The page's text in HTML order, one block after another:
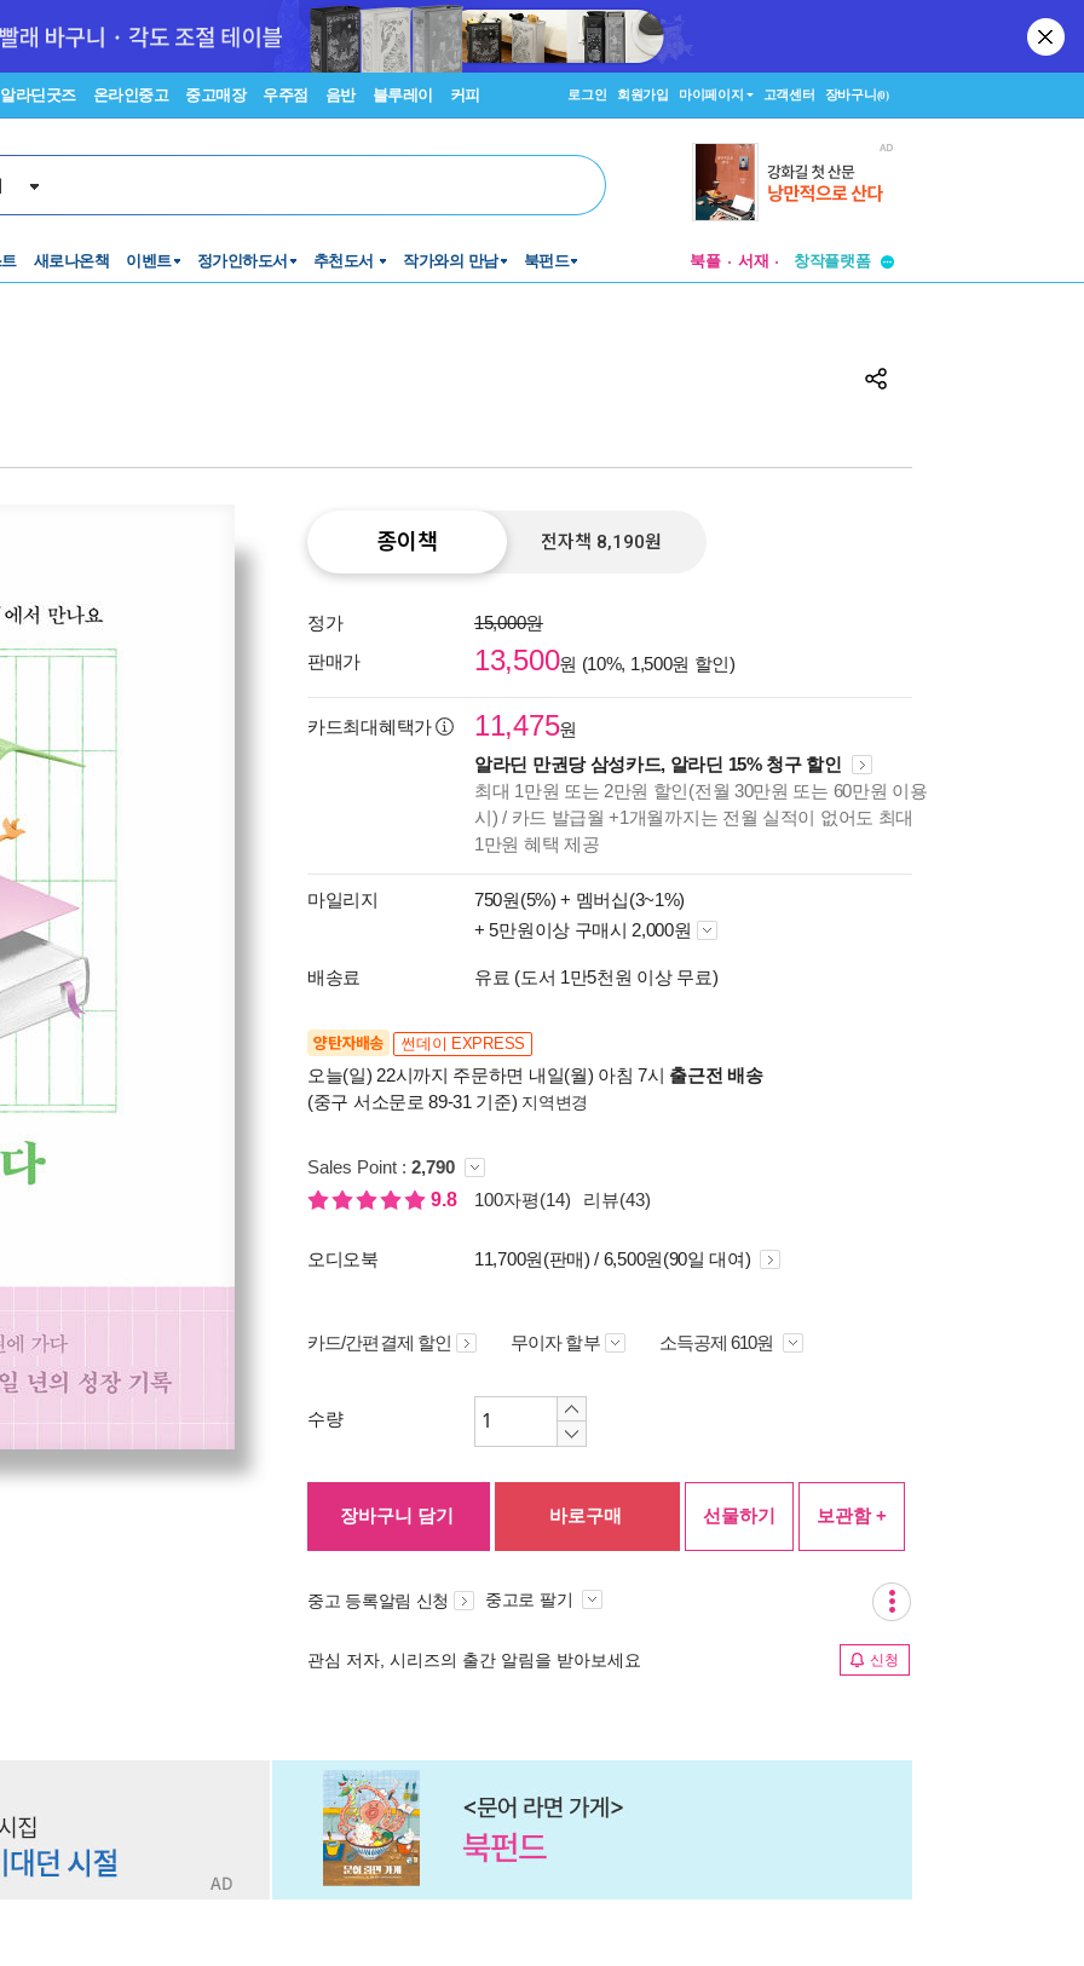
알라딘굿즈 온라인중고 중고매장 우주점 음반 블루레이 커피 로그인 회원가입 마이페이지 고객센터 장바구니(0)
새로나온책 이벤트 정가인하도서 추천도서 작가와의 만남 북펀드 북플 서재
창작플랫폼
종이책 전자책 8,190원
정가
15,000원
판매가
13,500원 (10%, 1,500원 할인)
카드최대혜택가 11,475원
알라딘 만권당 삼성카드, 알라딘 15% 청구 할인
최대 1만원 또는 2만원 할인(전월 30만원 또는 60만원 이용
시) / 카드 발급월 +1개월까지는 전월 실적이 없어도 최대
1만원 혜택 제공
마일리지 750원(5%) + 멤버십(3~1%)
+ 5만원이상 구매시 2,000원
배송료 유료 (도서 1만5천원 이상 무료)
양탄자배송 썬데이 EXPRESS
오늘(일) 22시까지 주문하면 내일(월) 아침 7시 출근전 배송
(중구 서소문로 89-31 기준) 지역변경
Sales Point : 2,790
9.8
100자평(14) 리뷰(43)
오디오북 11,700원(판매) / 6,500원(90일 대여)
카드/간편결제 할인 무이자 할부 소득공제 610원
수량
장바구니 담기 바로구매 선물하기 보관함 +
중고 등록알림 신청 중고로 팔기
관심 저자, 시리즈의 출간 알림을 받아보세요 신청